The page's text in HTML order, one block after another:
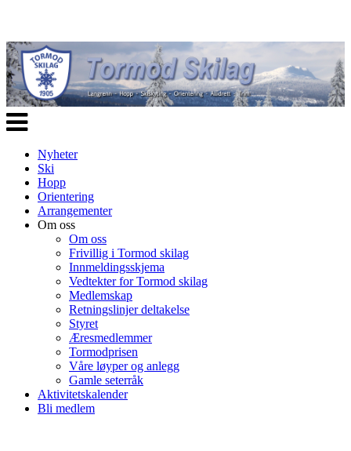
Veksle
navigasjon
Nyheter
Ski
Hopp
Orientering
Arrangementer
Om oss
Om oss
Frivillig i Tormod skilag
Innmeldingsskjema
Vedtekter for Tormod skilag
Medlemskap
Retningslinjer deltakelse
Styret
Æresmedlemmer
Tormodprisen
Våre løyper og anlegg
Gamle seterråk
Aktivitetskalender
Bli medlem